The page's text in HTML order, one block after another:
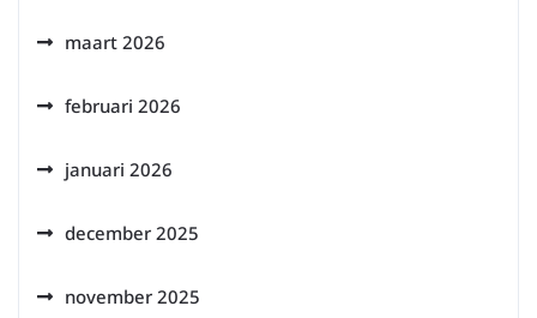
maart 2026
februari 2026
januari 2026
december 2025
november 2025